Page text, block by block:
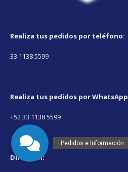
Realiza tus pedidos por teléfono:
33 1138 5599
Realiza tus pedidos por WhatsApp
+52 33 1138 5599
Direccíon: